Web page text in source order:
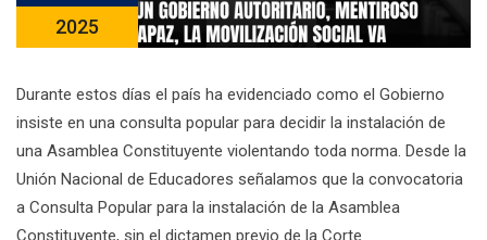
2025
Durante estos días el país ha evidenciado como el Gobierno
insiste en una consulta popular para decidir la instalación de
una Asamblea Constituyente violentando toda norma. Desde la
Unión Nacional de Educadores señalamos que la convocatoria
a Consulta Popular para la instalación de la Asamblea
Constituyente, sin el dictamen previo de la Corte